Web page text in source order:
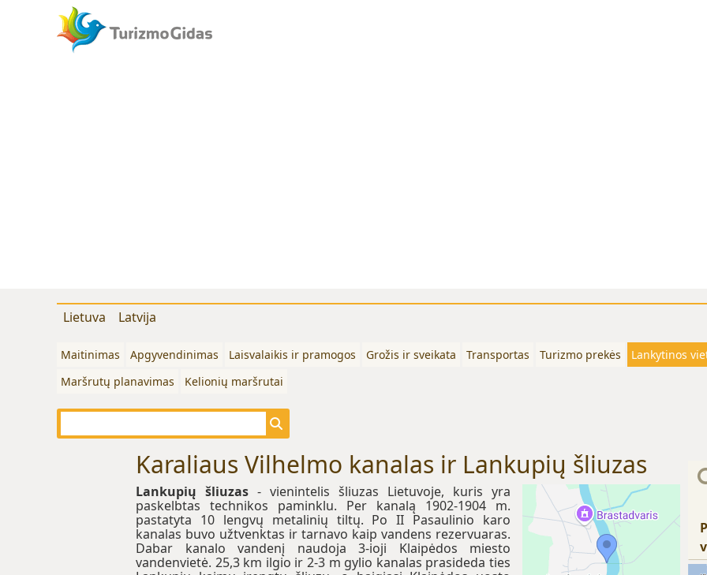
Lietuva Latvija
Maitinimas Apgyvendinimas Laisvalaikis ir pramogos Grožis ir sveikata Transportas Turizmo prekės Lankytinos
Maršrutų planavimas
Kelionių maršrutai
Karaliaus Vilhelmo kanalas ir Lankupių šliuzas
Lankupių šliuzas - vienintelis šliuzas Lietuvoje, kuris yra
paskelbtas technikos paminklu. Per kanalą 1902-1904 m.
pastatyta 10 lengvų metalinių tiltų. Po II Pasaulinio karo
kanalas buvo užtvenktas ir tarnavo kaip vandens rezervuaras.
Dabar kanalo vandenį naudoja 3-ioji Klaipėdos miesto
vandenvietė. 25,3 km ilgio ir 2-3 m gylio kanalas prasideda ties